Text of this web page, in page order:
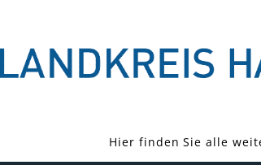
Hier finden Sie alle